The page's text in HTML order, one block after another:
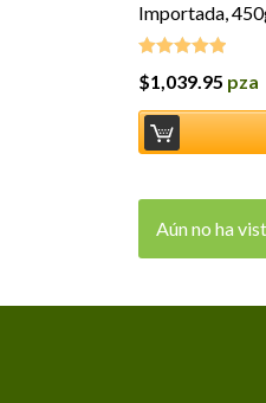
Importada,
Valorado en
$1,039.95 pza
Aún no ha